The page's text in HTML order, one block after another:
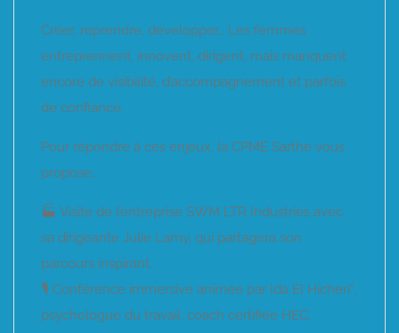
Créer, reprendre, développer… Les femmes
entreprennent, innovent, dirigent, mais manquent
encore de visibilité, d’accompagnement et parfois
de confiance.
Pour répondre à ces enjeux, la CPME Sarthe vous
propose…
🏭 Visite de l’entreprise SWM LTR Industries avec
sa dirigeante Julie Lamy, qui partagera son
parcours inspirant.
🎙 Conférence immersive animée par Ida El Hicheri*,
psychologue du travail, coach certifiée HEC.